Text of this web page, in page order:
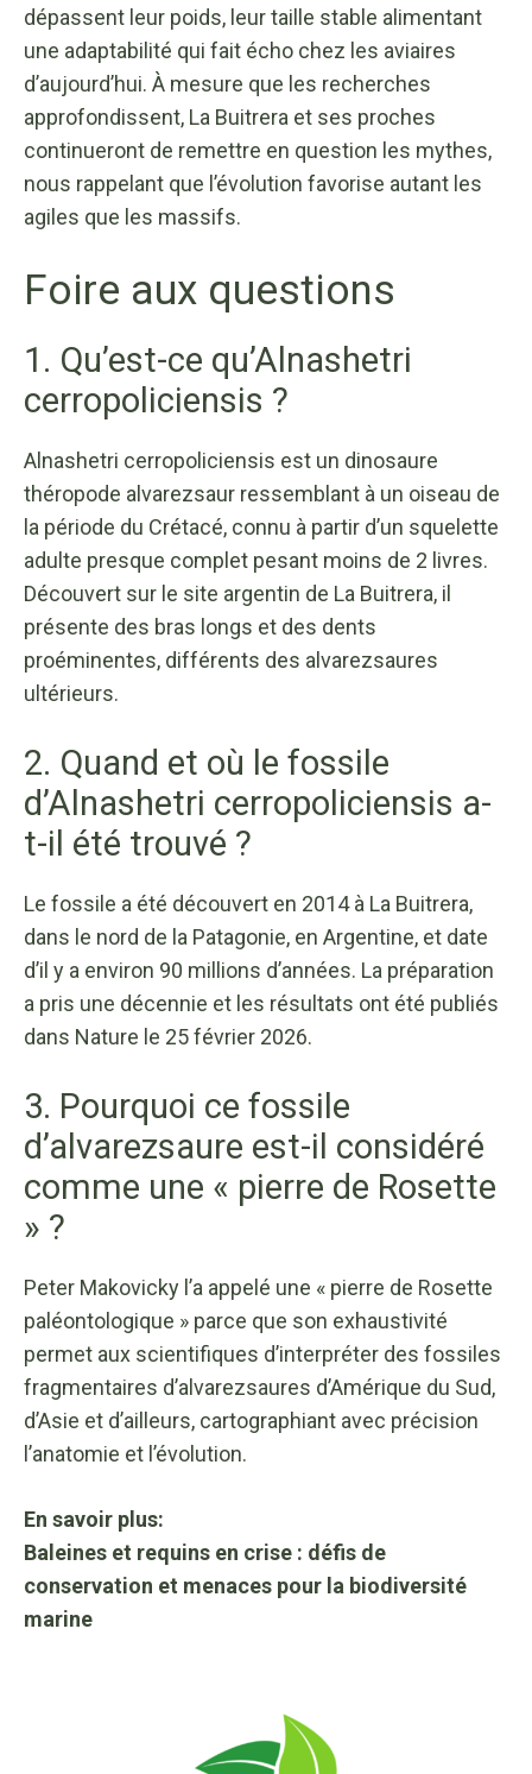
dépassent leur poids, leur taille stable alimentant
une adaptabilité qui fait écho chez les aviaires
d’aujourd’hui. À mesure que les recherches
approfondissent, La Buitrera et ses proches
continueront de remettre en question les mythes,
nous rappelant que l’évolution favorise autant les
agiles que les massifs.
Foire aux questions
1. Qu’est-ce qu’Alnashetri
cerropoliciensis ?
Alnashetri cerropoliciensis est un dinosaure
théropode alvarezsaur ressemblant à un oiseau de
la période du Crétacé, connu à partir d’un squelette
adulte presque complet pesant moins de 2 livres.
Découvert sur le site argentin de La Buitrera, il
présente des bras longs et des dents
proéminentes, différents des alvarezsaures
ultérieurs.
2. Quand et où le fossile
d’Alnashetri cerropoliciensis a-
t-il été trouvé ?
Le fossile a été découvert en 2014 à La Buitrera,
dans le nord de la Patagonie, en Argentine, et date
d’il y a environ 90 millions d’années. La préparation
a pris une décennie et les résultats ont été publiés
dans Nature le 25 février 2026.
3. Pourquoi ce fossile
d’alvarezsaure est-il considéré
comme une « pierre de Rosette
» ?
Peter Makovicky l’a appelé une « pierre de Rosette
paléontologique » parce que son exhaustivité
permet aux scientifiques d’interpréter des fossiles
fragmentaires d’alvarezsaures d’Amérique du Sud,
d’Asie et d’ailleurs, cartographiant avec précision
l’anatomie et l’évolution.
En savoir plus:
Baleines et requins en crise : défis de
conservation et menaces pour la biodiversité
marine